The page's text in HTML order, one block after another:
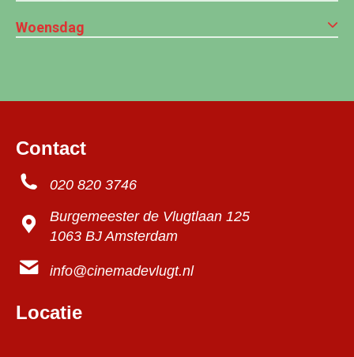
Woensdag
Contact
020 820 3746
Burgemeester de Vlugtlaan 125
1063 BJ Amsterdam
info@cinemadevlugt.nl
Locatie